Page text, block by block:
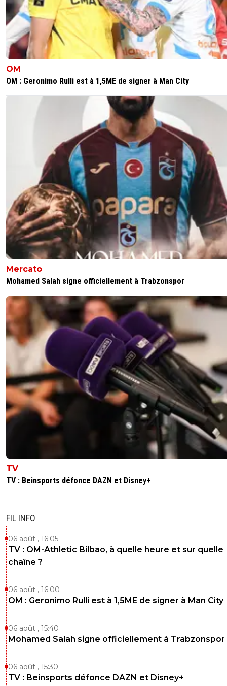
OM
OM : Geronimo Rulli est à 1,5ME de signer à Man City
Mercato
Mohamed Salah signe officiellement à Trabzonspor
TV
TV : Beinsports défonce DAZN et Disney+
FIL INFO
06 août , 16:05
TV : OM-Athletic Bilbao, à quelle heure et sur quelle
chaîne ?
06 août , 16:00
OM : Geronimo Rulli est à 1,5ME de signer à Man City
06 août , 15:40
Mohamed Salah signe officiellement à Trabzonspor
06 août , 15:30
TV : Beinsports défonce DAZN et Disney+